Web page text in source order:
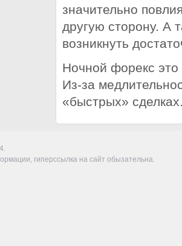
значительно
другую сторону. А
возникнуть
Ночной форекс это
Из-за
«быстрых»
гиперссылка на сайт обызательна.